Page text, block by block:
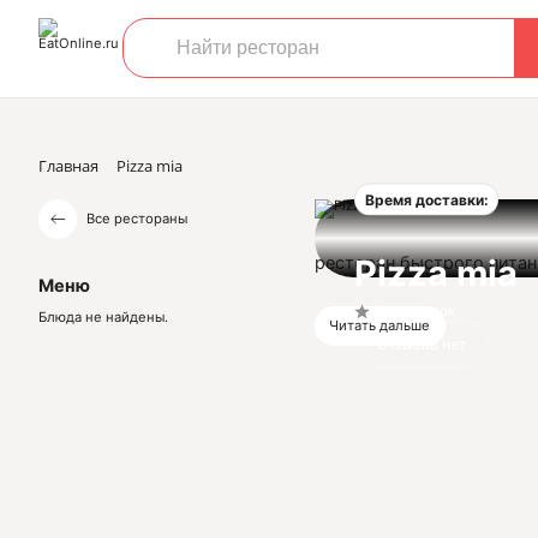
Главная Pizza mia
Все рестораны
Меню
Блюда не найдены.
Время доставки:
Pizza mia
ресторан быстрого
Читать дальше